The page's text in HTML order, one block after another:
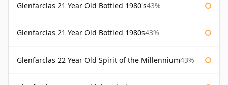
Glenfarclas 21 Year Old Bottled 1980's43%
Glenfarclas 21 Year Old Bottled 1980s43%
Glenfarclas 22 Year Old Spirit of the Millennium43%